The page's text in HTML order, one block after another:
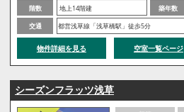
階数
地上14階建 築年数
交通
都営浅草線「浅草橋駅」徒歩5分
物件詳細を見る 空室一覧ページ
シーズンフラッツ浅草